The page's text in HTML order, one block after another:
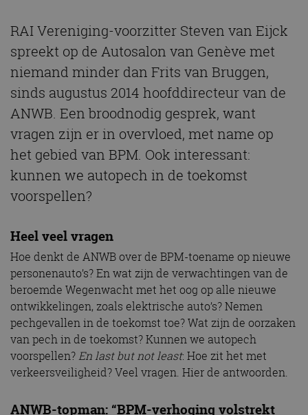
RAI Vereniging-voorzitter Steven van Eijck
spreekt op de Autosalon van Genève met
niemand minder dan Frits van Bruggen,
sinds augustus 2014 hoofddirecteur van de
ANWB. Een broodnodig gesprek, want
vragen zijn er in overvloed, met name op
het gebied van BPM. Ook interessant:
kunnen we autopech in de toekomst
voorspellen?
Heel veel vragen
Hoe denkt de ANWB over de BPM-toename op nieuwe
personenauto’s? En wat zijn de verwachtingen van de
beroemde Wegenwacht met het oog op alle nieuwe
ontwikkelingen, zoals elektrische auto’s? Nemen
pechgevallen in de toekomst toe? Wat zijn de oorzaken
van pech in de toekomst? Kunnen we autopech
voorspellen?En last but not least: Hoe zit het met
verkeersveiligheid? Veel vragen. Hier de antwoorden.
ANWB-topman: “BPM-verhoging volstrekt